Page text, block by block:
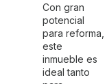
Con gran
potencial
para reforma,
este
inmueble es
ideal tanto